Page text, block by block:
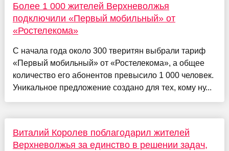
Более 1 000 жителей Верхневолжья
подключили «Первый мобильный» от
«Ростелекома»
С начала года около 300 тверитян выбрали тариф
«Первый мобильный» от «Ростелекома», а общее
количество его абонентов превысило 1 000 человек.
Уникальное предложение создано для тех, кому ну...
Виталий Королев поблагодарил жителей
Верхневолжья за единство в решении задач,